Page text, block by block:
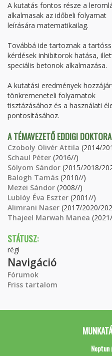
A kutatás fontos része a
alkalmasak az időbeli folyamat
leírására matematikailag.
Továbbá ide tartoznak a
kérdések inhibitorok hatása,
speciális betonok alkalmazása.
A kutatási eredmények
tönkremeneteli folyamatok
tisztázásához és a használati
pontosításához.
A TÉMAVEZETŐ EDDIGI
Czoboly Olivér Attila (2014/
Schaul Péter (2016//)
Sólyom Sándor (2015/2018/
Balogh Tamás (2010//)
Mezei Sándor (2008//)
Lublóy Éva Eszter (2001//)
Alimrani Naser (2017/2020/
Thajeel Marwah Manea
STÁTUSZ:
régi
Navigáció
Fórumok
Friss tartalom